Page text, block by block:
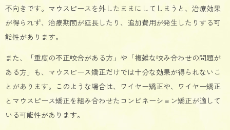
不向きです。マウスピースを外したままにしてしまうと、治療効果
が得られず、治療期間が延長したり、追加費用が発生したりする可
能性があります。
また、「重度の不正咬合がある方」や「複雑な咬み合わせの問題が
ある方」も、マウスピース矯正だけでは十分な効果が得られないこ
とがあります。このような場合は、ワイヤー矯正や、ワイヤー矯正
とマウスピース矯正を組み合わせたコンビネーション矯正が適して
いる可能性があります。